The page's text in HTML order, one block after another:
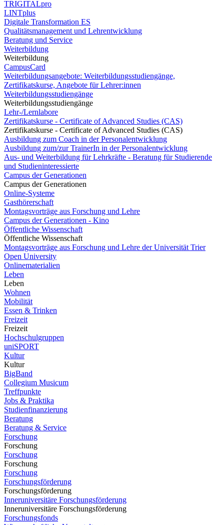
TRIGITALpro
LINTplus
Digitale Transformation ES
Qualitätsmanagement und Lehrentwicklung
Beratung und Service
Weiterbildung
Weiterbildung
CampusCard
Weiterbildungsangebote: Weiterbildungsstudiengänge,
Zertifikatskurse, Angebote für Lehrer:innen
Weiterbildungsstudiengänge
Weiterbildungsstudiengänge
Lehr-/Lernlabore
Zertifikatskurse - Certificate of Advanced Studies (CAS)
Zertifikatskurse - Certificate of Advanced Studies (CAS)
Ausbildung zum Coach in der Personalentwicklung
Ausbildung zum/zur TrainerIn in der Personalentwicklung
Aus- und Weiterbildung für Lehrkräfte - Beratung für Studierende
und Studieninteressierte
Campus der Generationen
Campus der Generationen
Online-Systeme
Gasthörerschaft
Montagsvorträge aus Forschung und Lehre
Campus der Generationen - Kino
Öffentliche Wissenschaft
Öffentliche Wissenschaft
Montagsvorträge aus Forschung und Lehre der Universität Trier
Open University
Onlinematerialien
Leben
Leben
Wohnen
Mobilität
Essen & Trinken
Freizeit
Freizeit
Hochschulgruppen
uniSPORT
Kultur
Kultur
BigBand
Collegium Musicum
Treffpunkte
Jobs & Praktika
Studienfinanzierung
Beratung
Beratung & Service
Forschung
Forschung
Forschung
Forschung
Forschung
Forschungsförderung
Forschungsförderung
Inneruniversitäre Forschungsförderung
Inneruniversitäre Forschungsförderung
Forschungsfonds